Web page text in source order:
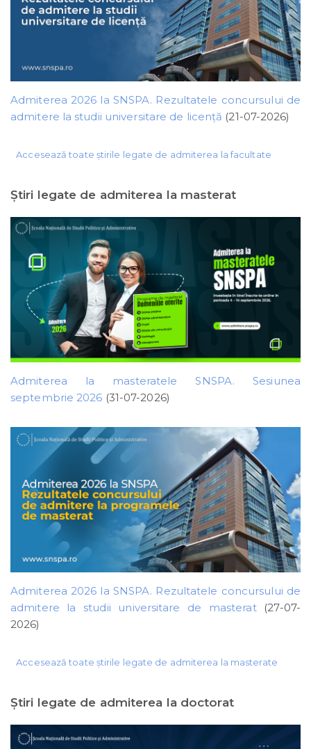
Admiterea 2026 la SNSPA. Rezultatele concursului de
admitere la studii universitare de licență (21-07-2026)
Accesează toate știrile legate de admiterea la facultate
Ştiri legate de admiterea la masterat
Admiterea la masteratele SNSPA. Sesiunea
septembrie 2026 (31-07-2026)
Admiterea 2026 la SNSPA. Rezultatele concursului de
admitere la studii universitare de masterat
(27-07-
2026)
Accesează toate știrile legate de admiterea la masterate
Ştiri legate de admiterea la doctorat